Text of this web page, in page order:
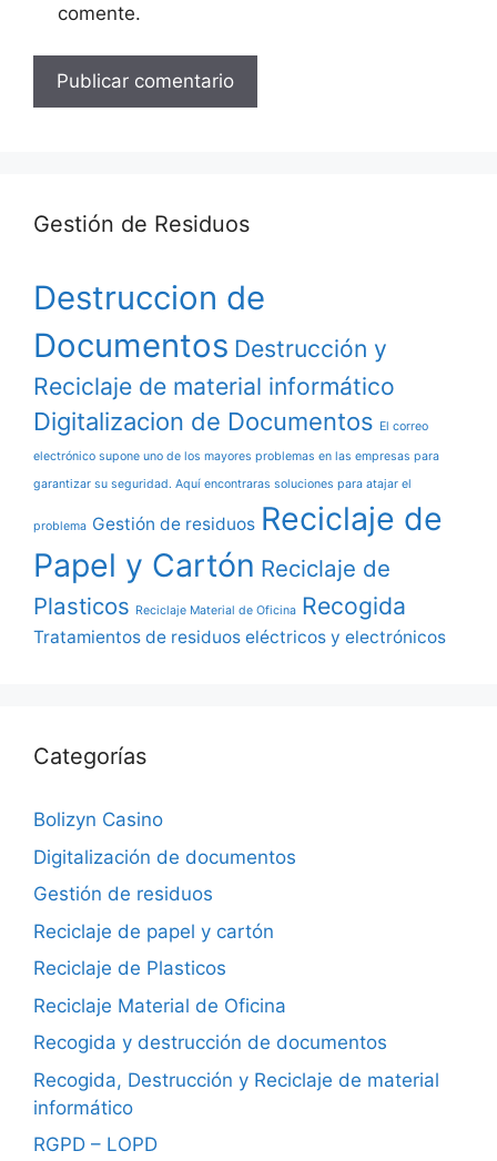
comente.
Gestión de Residuos
Destruccion de
Documentos Destrucción y
Reciclaje de material informático
Digitalizacion de Documentos El correo
electrónico supone uno de los mayores problemas en las empresas para
garantizar su seguridad. Aquí encontraras soluciones para atajar el
problema Gestión de residuos Reciclaje de
Papel y Cartón Reciclaje de
Plasticos Reciclaje Material de Oficina Recogida
Tratamientos de residuos eléctricos y electrónicos
Categorías
Bolizyn Casino
Digitalización de documentos
Gestión de residuos
Reciclaje de papel y cartón
Reciclaje de Plasticos
Reciclaje Material de Oficina
Recogida y destrucción de documentos
Recogida, Destrucción y Reciclaje de material
informático
RGPD – LOPD